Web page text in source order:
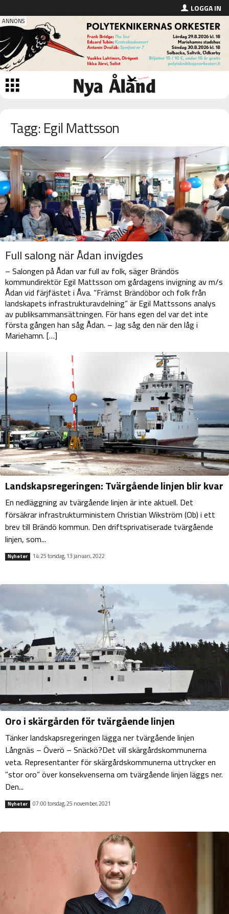
LOGGA IN
Tagg: Egil Mattsson
Full salong när Ådan invigdes
– Salongen på Ådan var full av folk, säger Brändös
kommundirektör Egil Mattsson om gårdagens invigning av m/s
Ådan vid färjfästet i Åva. ”Främst Brändöbor och folk från
landskapets infrastrukturavdelning” är Egil Mattssons analys
av publiksammansättningen. För hans egen del var det inte
första gången han såg Ådan. – Jag såg den när den låg i
Mariehamn. […]
Landskapsregeringen: Tvärgående linjen blir kvar
En nedläggning av tvärgående linjen är inte aktuell. Det
försäkrar infrastrukturministern Christian Wikström (Ob) i ett
brev till Brändö kommun. Den driftsprivatiserade tvärgående
linjen, som...
Nyheter 14:25 torsdag, 13 januari, 2022
Oro i skärgården för tvärgående linjen
Tänker landskapsregeringen lägga ner tvärgående linjen
Långnäs – Överö – Snäckö?Det vill skärgårdskommunerna
veta. Representanter för skärgårdskommunerna uttrycker en
”stor oro” över konsekvenserna om tvärgående linjen läggs ner.
Den...
Nyheter 07:00 torsdag, 25 november, 2021